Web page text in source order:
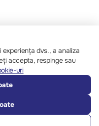
ECOM
dvs., a analiza
accepta, respinge sau
uri